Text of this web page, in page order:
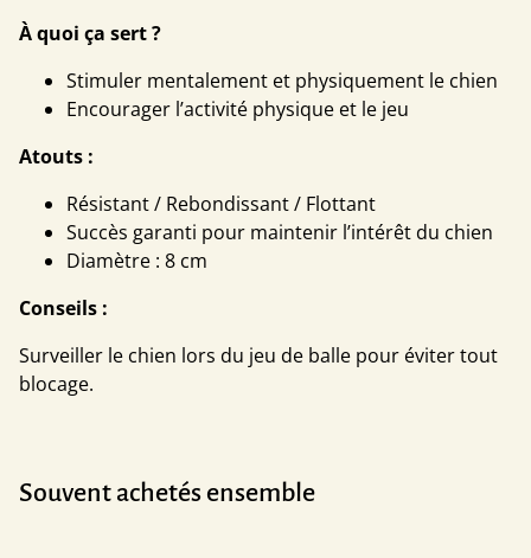
À quoi ça sert ?
Stimuler mentalement et physiquement le chien
Encourager l’activité physique et le jeu
Atouts :
Résistant / Rebondissant / Flottant
Succès garanti pour maintenir l’intérêt du chien
Diamètre : 8 cm
Conseils :
Surveiller le chien lors du jeu de balle pour éviter tout
blocage.
Souvent achetés ensemble